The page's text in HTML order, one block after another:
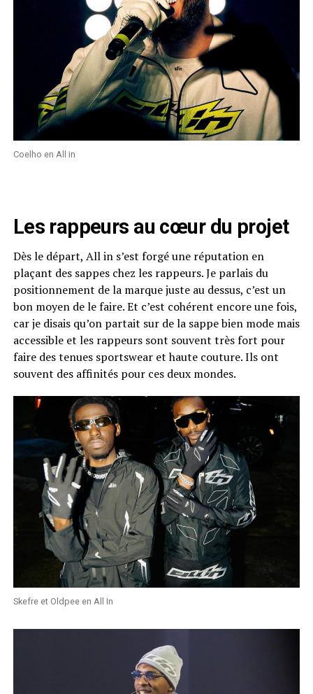
Coelho en All in
Les rappeurs au cœur du projet
Dès le départ, All in s’est forgé une réputation en
plaçant des sappes chez les rappeurs. Je parlais du
positionnement de la marque juste au dessus, c’est un
bon moyen de le faire. Et c’est cohérent encore une fois,
car je disais qu’on partait sur de la sappe bien mode mais
accessible et les rappeurs sont souvent très fort pour
faire des tenues sportswear et haute couture. Ils ont
souvent des affinités pour ces deux mondes.
Skefre et Oldpee en All In